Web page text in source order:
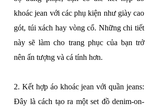
khoác jean với các phụ kiện như giày cao
gót, túi xách hay vòng cổ. Những chi tiết
này sẽ làm cho trang phục của bạn trở
nên ấn tượng và cá tính hơn.
2. Kết hợp áo khoác jean với quần jeans:
Đây là cách tạo ra một set đồ denim-on-